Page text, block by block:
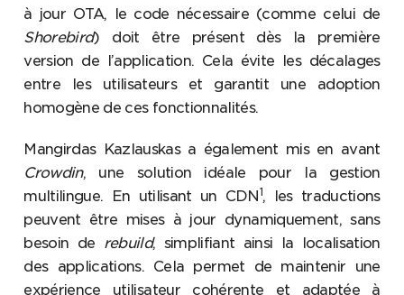
à jour OTA, le code nécessaire (comme celui de
Shorebird) doit être présent dès la première
version de l’application. Cela évite les décalages
entre les utilisateurs et garantit une adoption
homogène de ces fonctionnalités.
Mangirdas Kazlauskas a également mis en avant
Crowdin, une solution idéale pour la gestion
multilingue. En utilisant un CDN1, les traductions
peuvent être mises à jour dynamiquement, sans
besoin de rebuild, simplifiant ainsi la localisation
des applications. Cela permet de maintenir une
expérience utilisateur cohérente et adaptée à